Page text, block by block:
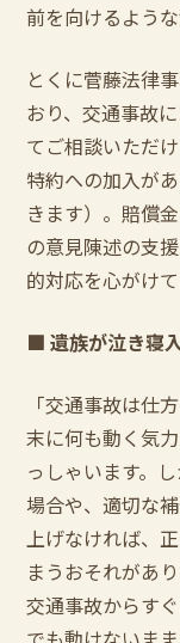
前を向けるよう
とくに菅藤法律
おり、交通事故
てご相談いただ
特約への加入が
きます）。賠償
の意見陳述の支
的対応を心がけて
■遺族が泣き寝
「交通事故は仕
末に何も動く気
っしゃいます。
場合や、適切な
上げなければ、
まうおそれがあり
交通事故からす